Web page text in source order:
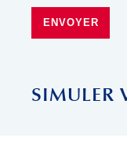
ENVOYER
SIMULER